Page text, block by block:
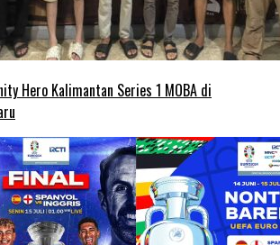
Hero Kalimantan Series 1 MOBA di